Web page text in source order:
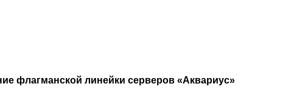
флагманской линейки серверов «Аквариус»